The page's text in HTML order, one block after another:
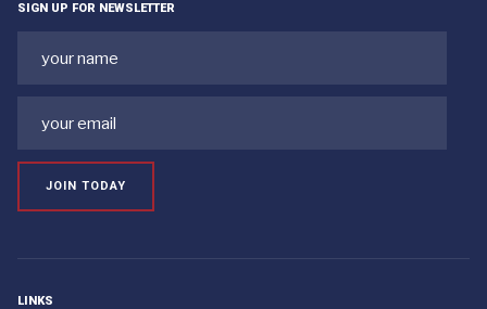
SIGN UP FOR NEWSLETTER
LINKS